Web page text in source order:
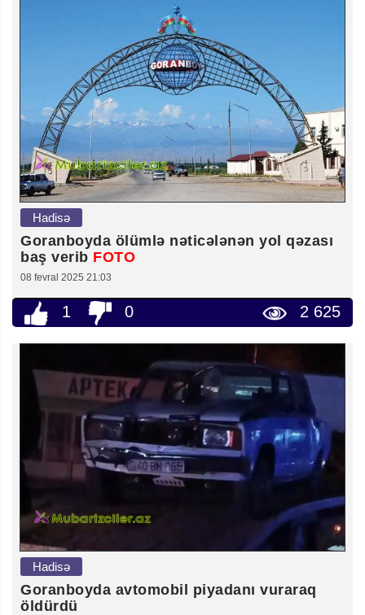
Hadisə
Goranboyda ölümlə nəticələnən yol qəzası
baş verib FOTO
08 fevral 2025 21:03
1 0 2 625
Hadisə
Goranboyda avtomobil piyadanı vuraraq
öldürdü